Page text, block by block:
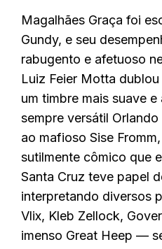
Magalhães Graça foi
Gundy, e seu
rabugento e afetuoso
Luiz Feier Motta
um timbre mais suave
sempre versátil
ao mafioso Sise
sutilmente cômico que
Santa Cruz teve papel
interpretando diversos
Vlix, Kleb Zellock,
imenso Great Heep —